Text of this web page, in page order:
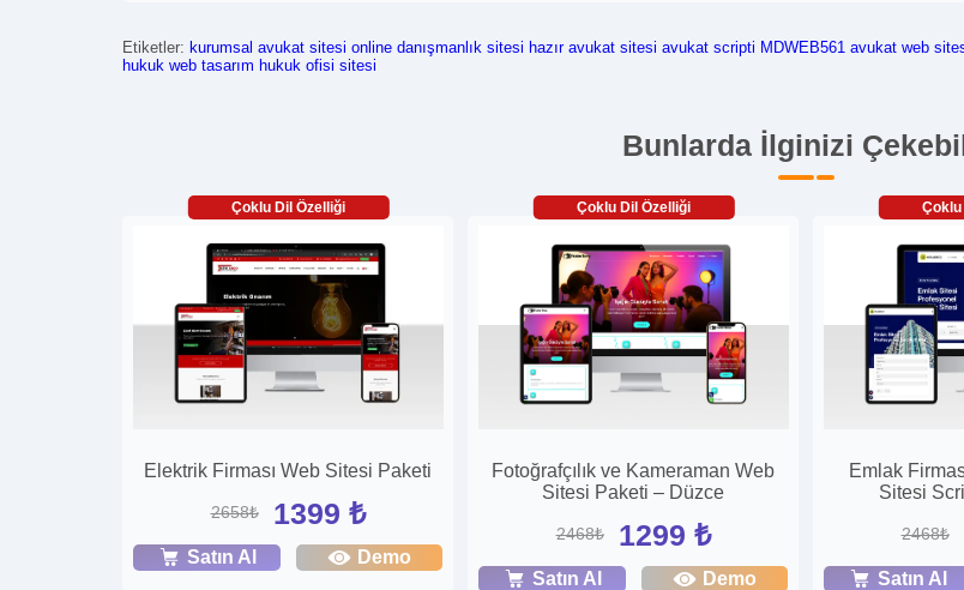
Etiketler: kurumsal avukat sitesi online danışmanlık sitesi hazır avukat sitesi avukat scripti MDWEB561 avukat web
hukuk web tasarım hukuk ofisi sitesi
Bunlarda İlginizi
Çoklu Dil Özelliği
Elektrik Firması Web Sitesi Paketi
2658₺ 1399 ₺
Satın Al Demo
Çoklu Dil Özelliği
Fotoğrafçılık ve Kameraman Web
Sitesi Paketi – Düzce
2468₺ 1299 ₺
Satın Al Demo
Çoklu
Emlak
Sitesi
2468₺
Satın Al